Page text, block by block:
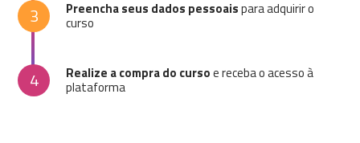
3 Preencha seus dados pessoaispara adquirir o
curso
4 Realize a compra do cursoe receba o acesso à
plataforma